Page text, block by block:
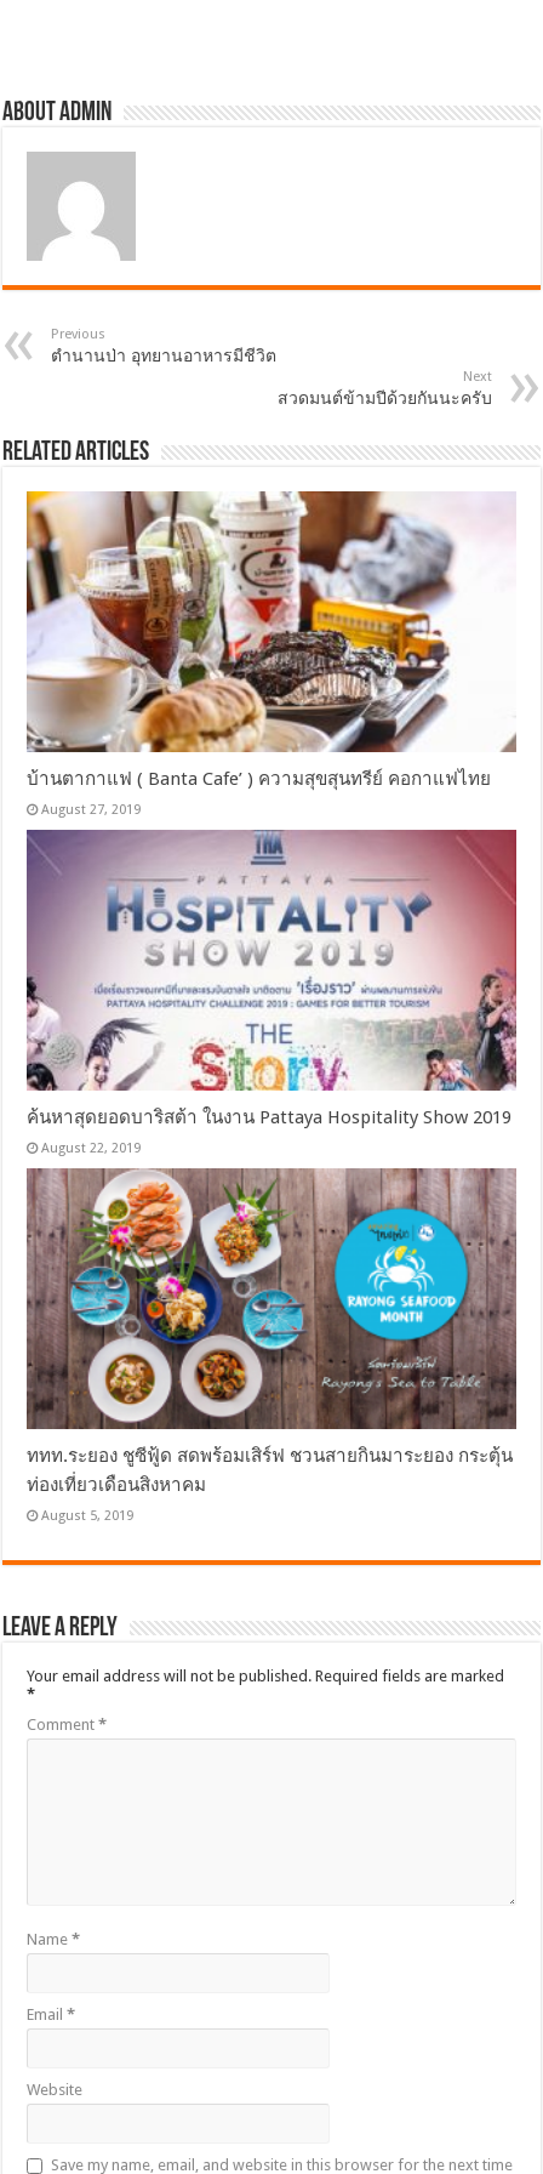
About admin
Previous
ตำนานป่า อุทยานอาหารมีชีวิต
Next
สวดมนต์ข้ามปีด้วยกันนะครับ
Related Articles
บ้านตากาแฟ ( Banta Cafe’ ) ความสุขสุนทรีย์ คอกาแฟไทย
August 27, 2019
ค้นหาสุดยอดบาริสต้า ในงาน Pattaya Hospitality Show 2019
August 22, 2019
ททท.ระยอง ชูซีฟู้ด สดพร้อมเสิร์ฟ ชวนสายกินมาระยอง กระตุ้น
ท่องเที่ยวเดือนสิงหาคม
August 5, 2019
Leave a Reply
Your email address will not be published. Required fields are marked
*
Comment*
Name*
Email*
Website
Save my name, email, and website in this browser for the next time